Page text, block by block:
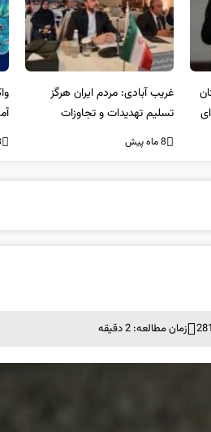
غریب آبادی: مردم ایران هرگز
تسلیم تهدیدات و تجاوزات
نخواهند شد و متحد و منسجم
8 ماه پیش 8
زمان مطالعه: 2 دقیقه